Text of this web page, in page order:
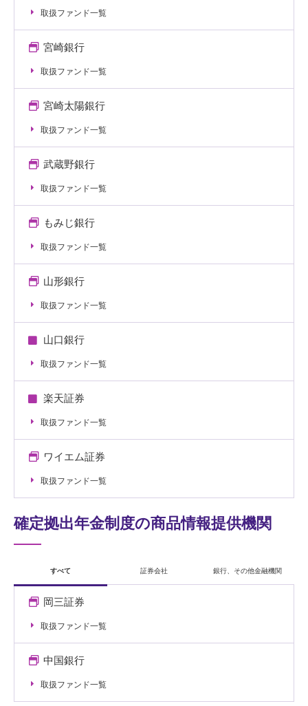
取扱ファンド一覧
宮崎銀行
取扱ファンド一覧
宮崎太陽銀行
取扱ファンド一覧
武蔵野銀行
取扱ファンド一覧
もみじ銀行
取扱ファンド一覧
山形銀行
取扱ファンド一覧
山口銀行
取扱ファンド一覧
楽天証券
取扱ファンド一覧
ワイエム証券
取扱ファンド一覧
確定拠出年金制度の商品情報提供機関
すべて 証券会社 銀行、その他金融機関
岡三証券
取扱ファンド一覧
中国銀行
取扱ファンド一覧